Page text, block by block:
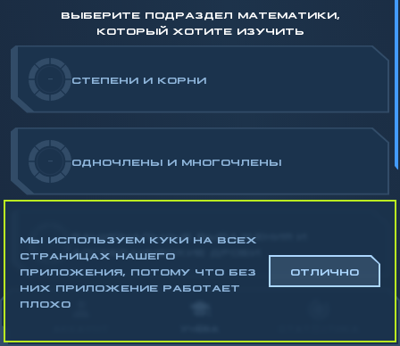
- СТЕПЕНИ И КОРНИ
- ОДНОЧЛЕНЫ И МНОГОЧЛЕНЫ
-
ВЫБЕРИТЕ ПОДРАЗДЕЛ МАТЕМАТИКИ,
КОТОРЫЙ ХОТИТЕ ИЗУЧИТЬ
МЫ ИСПОЛЬЗУЕМ КУКИ НА ВСЕХ
СТРАНИЦАХ НАШЕГО
ПРИЛОЖЕНИЯ, ПОТОМУ ЧТО БЕЗ
НИХ ПРИЛОЖЕНИЕ РАБОТАЕТ
ПЛОХО
ОТЛИЧНО